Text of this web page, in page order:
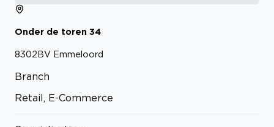
Onder de toren 34
8302BV Emmeloord
Branch
Retail, E-Commerce